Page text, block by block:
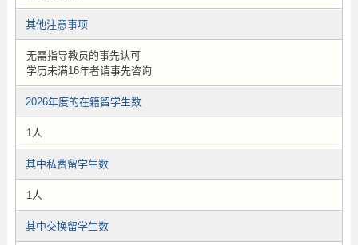
其他注意事项
无需指导教员的事先认可
学历未满16年者请事先咨询
2026年度的在籍留学生数
1人
其中私费留学生数
1人
其中交换留学生数